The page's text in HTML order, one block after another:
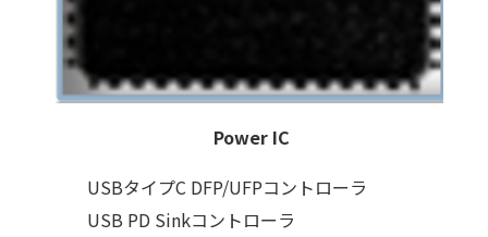
Power IC
USBタイプC DFP/UFPコントローラ
USB PD Sinkコントローラ